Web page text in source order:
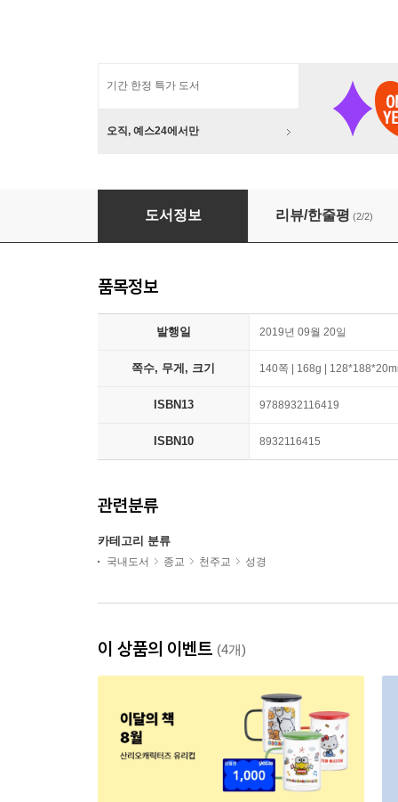
기간 한정 특가 도서
오직, 예스24에서만
기쁨을 찾는 이들을 위하여, 살루떼!
도서정보 리뷰/한줄평 (2/2)
품목정보
발행일 2019년 09월 20일
쪽수, 무게, 크기 140쪽 | 168g |
ISBN13 9788932116419
ISBN10 8932116415
관련분류
카테고리 분류
국내도서 종교 천주교 성경
이 상품의 이벤트 (4개)